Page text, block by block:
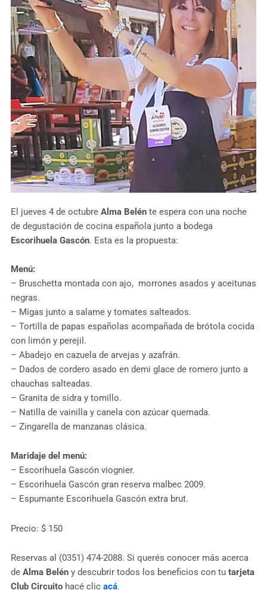
El jueves 4 de octubre Alma Belén te espera con una noche
de degustación de cocina española junto a bodega
Escorihuela Gascón. Esta es la propuesta:
Menú:
– Bruschetta montada con ajo, morrones asados y aceitunas
negras.
– Migas junto a salame y tomates salteados.
– Tortilla de papas españolas acompañada de brótola cocida
con limón y perejil.
– Abadejo en cazuela de arvejas y azafrán.
– Dados de cordero asado en demi glace de romero junto a
chauchas salteadas.
– Granita de sidra y tomillo.
– Natilla de vainilla y canela con azúcar quemada.
– Zingarella de manzanas clásica.
Maridaje del menú:
– Escorihuela Gascón viognier.
– Escorihuela Gascón gran reserva malbec 2009.
– Espumante Escorihuela Gascón extra brut.
Precio: $ 150
Reservas al (0351) 474-2088. Si querés conocer más acerca
de Alma Belén y descubrir todos los beneficios con tu tarjeta
Club Circuito hacé clic acá.